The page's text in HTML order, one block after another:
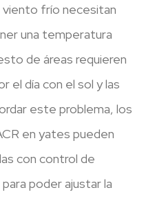
viento frío necesitan
una temperatura
de áreas requieren
el día con el sol y las
este problema, los
en yates pueden
con control de
poder ajustar la